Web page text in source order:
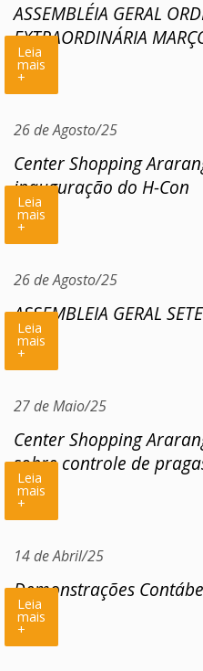
ASSEMBLÉIA GERAL
EXTRAORDINÁRIA
Leia
mais
+
26 de Agosto/25
Center Shopping
inauguração do H-Con
Leia
mais
+
26 de Agosto/25
ASSEMBLEIA GERAL
Leia
mais
+
27 de Maio/25
Center Shopping
sobre controle de
Leia
mais
+
14 de Abril/25
Demonstrações
Leia
mais
+